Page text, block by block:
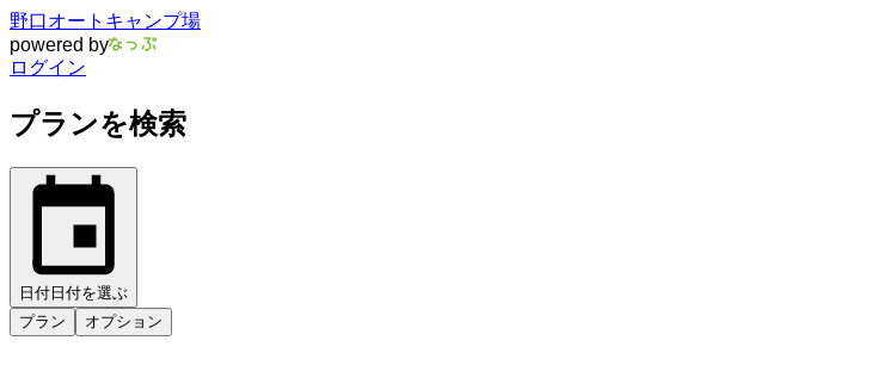
野口オートキャンプ場
powered by
ログイン
プランを検索
日付 日付を選ぶ
プラン
オプション